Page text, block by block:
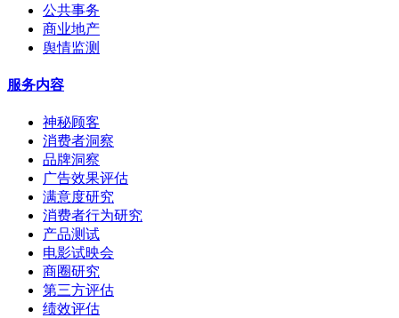
公共事务
商业地产
舆情监测
服务内容
神秘顾客
消费者洞察
品牌洞察
广告效果评估
满意度研究
消费者行为研究
产品测试
电影试映会
商圈研究
第三方评估
绩效评估